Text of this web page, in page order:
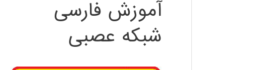
آموزش فارسی
شبکه عصبی